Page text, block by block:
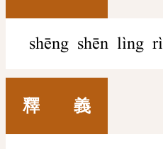
shēng shēn lìng rì
釋 義